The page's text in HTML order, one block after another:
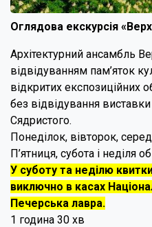
Оглядова екскурсія
Архітектурний ансамбль
відвідуванням пам’яток
відкритих експозиційних
без відвідування
Сядристого.
Понеділок, вівторок,
П’ятниця, субота і неділя
У суботу та неділю
виключно в касах
Печерська лавра.
1 година 30 хв